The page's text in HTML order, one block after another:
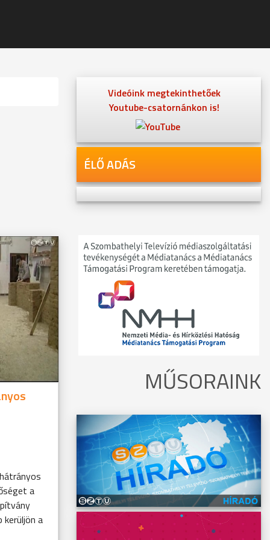
a
kerüljön a
Videóink megtekinthetőek
Youtube-csatornánkon is!
ÉLŐ ADÁS
MŰSORAINK